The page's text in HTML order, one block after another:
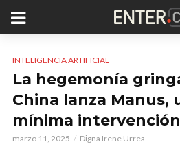
INTELIGENCIA ARTIFICIAL
La hegemonía
China lanza Manus,
mínima
marzo 11, 2025 Digna Irene Urrea